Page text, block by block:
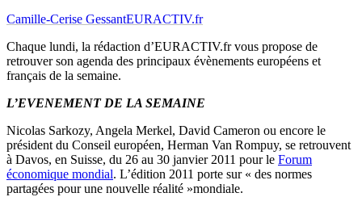
Camille-Cerise GessantEURACTIV.fr
Chaque lundi, la rédaction d’EURACTIV.fr vous propose de
retrouver son agenda des principaux évènements européens et
français de la semaine.
L’EVENEMENT DE LA SEMAINE
Nicolas Sarkozy, Angela Merkel, David Cameron ou encore le
président du Conseil européen, Herman Van Rompuy, se retrouvent
à Davos, en Suisse, du 26 au 30 janvier 2011 pour le Forum
économique mondial. L’édition 2011 porte sur « des normes
partagées pour une nouvelle réalité »mondiale.